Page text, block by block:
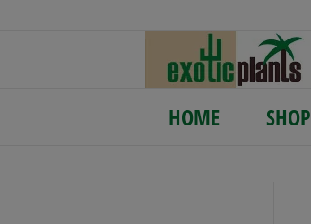
HOME SHOP